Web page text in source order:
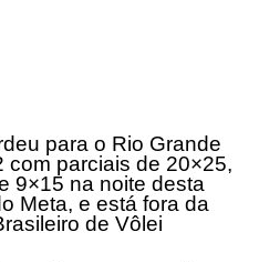
para o Rio Grande
com parciais de 20×25,
9×15 na noite desta
Meta, e está fora da
de Vôlei